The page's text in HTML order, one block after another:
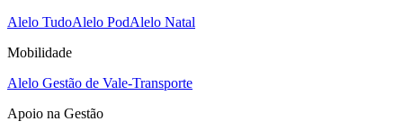
Alelo TudoAlelo PodAlelo Natal
Mobilidade
Alelo Gestão de Vale-Transporte
Apoio na Gestão